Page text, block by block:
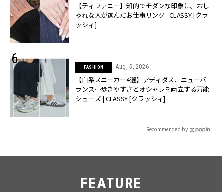
【ティファニー】知的でモダンな印象に。おし
ゃれな人が選んだお仕事リング | CLASSY.[クラ
ッシィ]
FASHION Aug, 5, 2026
【白系スニーカー4選】アディダス、ニューバ
ランス…歩きやすさとオシャレを両立する万能
シューズ | CLASSY.[クラッシィ]
Recommended by
FEATURE